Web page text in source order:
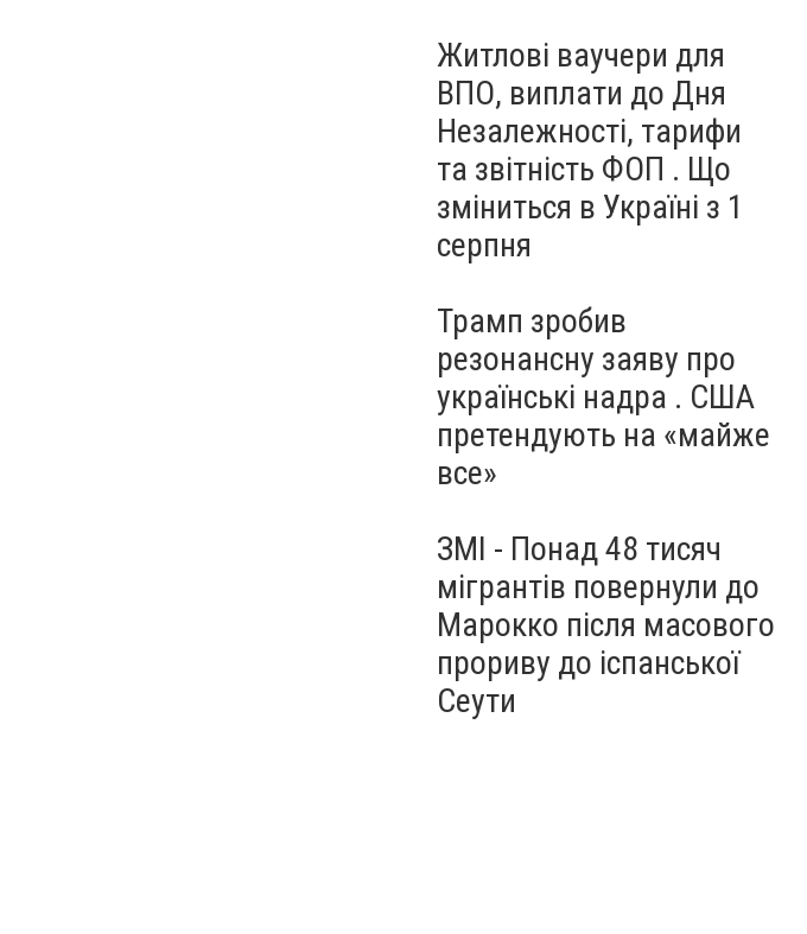
Житлові ваучери для
ВПО, виплати до Дня
Незалежності, тарифи
та звітність ФОП . Що
зміниться в Україні з 1
серпня
Трамп зробив
резонансну заяву про
українські надра . США
претендують на «майже
все»
ЗМІ - Понад 48 тисяч
мігрантів повернули до
Марокко після масового
прориву до іспанської
Сеути